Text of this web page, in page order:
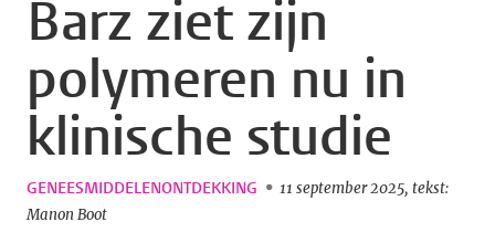
Barz ziet zijn
polymeren nu in
klinische studie
GENEESMIDDELENONTDEKKING 11 september 2025 tekst:
Manon Boot